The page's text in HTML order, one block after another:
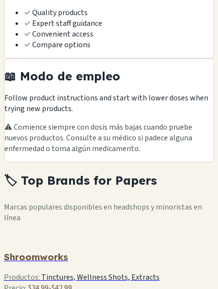
✓Quality products
✓ Expert staff guidance
✓Convenient access
✓Compare options
📖 Modo de empleo
Follow product instructions and start with lower doses when
trying new products.
⚠️ Comience siempre con dosis más bajas cuando pruebe
nuevos productos. Consulte a su médico si padece alguna
enfermedad o toma algún medicamento.
🏷️ Top Brands for Papers
Marcas populares disponibles en headshops y minoristas en
línea
Shroomworks
Productos: Tinctures, Wellness Shots, Extracts